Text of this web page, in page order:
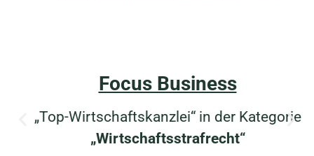
Focus Business
„Top-Wirtschaftskanzlei“ in der Kategorie
„Wirtschaftsstrafrecht“